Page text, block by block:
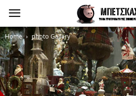
Home photo Gallery